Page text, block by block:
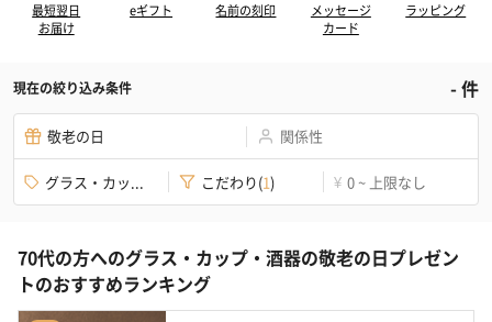
最短翌日
お届け
eギフト 名前の刻印
メッセージ
カード
ラッピング
現在の絞り込み条件 -件
敬老の日 関係性
グラス・カッ... こだわり(1) ¥ 0 ~ 上限なし
70代の方へのグラス・カップ・酒器の敬老の日プレゼン
トのおすすめランキング